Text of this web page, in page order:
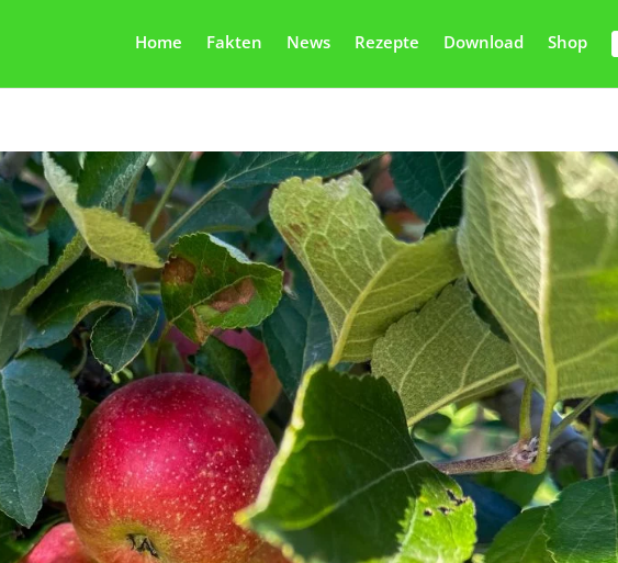
Home Fakten News Rezepte Download Shop